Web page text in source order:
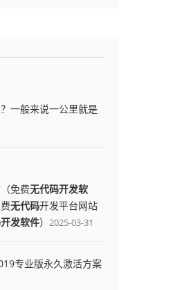
一般来说一公里就是
免费无代码开发软
无代码开发平台网站
发软件） 2025-03-31
专业版永久激活方案
号)